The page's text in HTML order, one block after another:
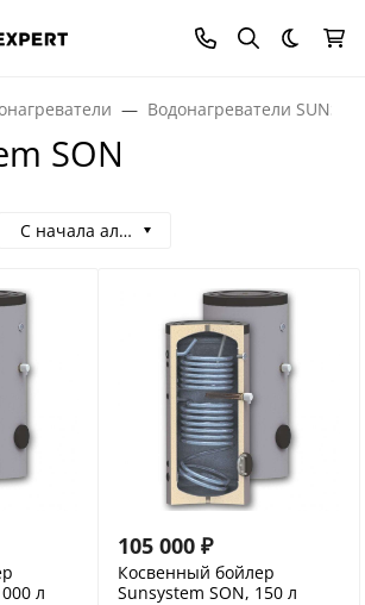
Темная
Водонагреватели
SON
С начала алфавита
л
105 000 ₽
Косвенный бойлер
Sunsystem SON, 150 л